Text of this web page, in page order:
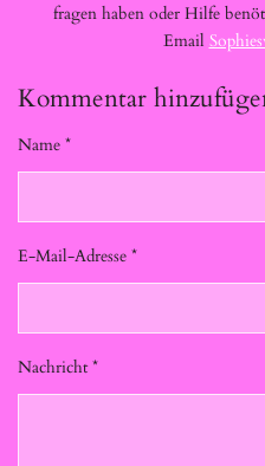
fragen haben oder Hilfe
Email
Kommentar
Name *
E-Mail-Adresse *
Nachricht *